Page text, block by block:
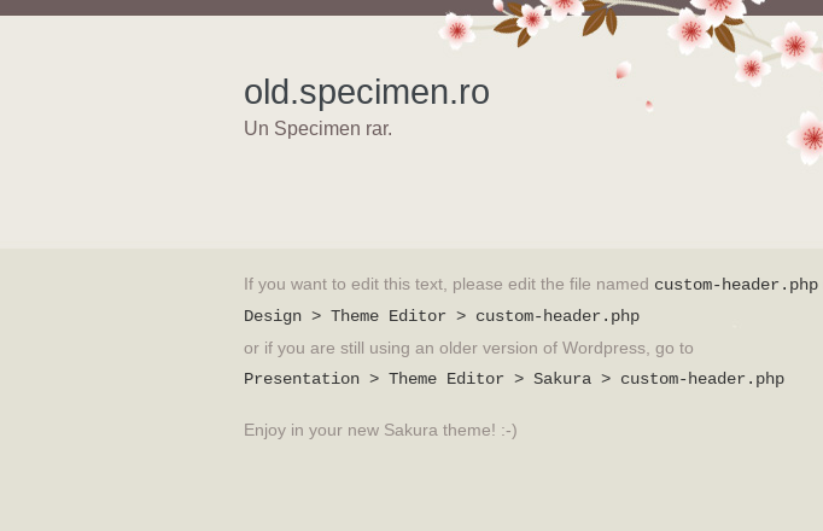
old.specimen.ro
Un Specimen rar.
If you want to edit this text, please edit the file named custom-header.php
Design > Theme Editor > custom-header.php
or if you are still using an older version of Wordpress, go to
Presentation > Theme Editor > Sakura > custom-header.php
Enjoy in your new Sakura theme! :-)